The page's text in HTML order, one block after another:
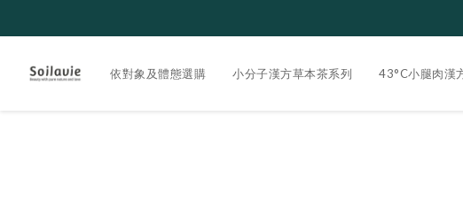
依對象及體態選購 小分子漢方草本茶系列 43°C小腿肉漢